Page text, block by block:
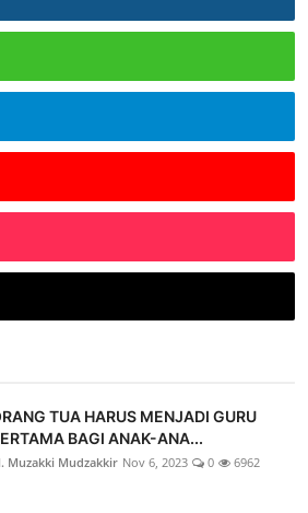
TUA HARUS MENJADI GURU
BAGI ANAK-ANA...
Muzakki Mudzakkir Nov 6, 2023 0 6962